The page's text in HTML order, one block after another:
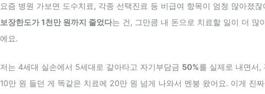
요즘 병원 가보면 도수치료, 각종 선택진료 등 비급여 항목이 엄청 많아졌잖
보장한도가 1천만 원까지 줄었다는 건, 그만큼 내 돈으로 치료할 일이 더 많
에요.
저는 4세대 실손에서 5세대로 갈아타고 자기부담금 50%를 실제로 내면서,
10만 원 들던 게 똑같은 치료에 20만 원 넘게 나와서 멘붕 왔어요. 이게 진짜